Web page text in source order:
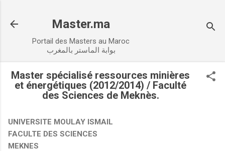
Master.ma
Portail des Masters au Maroc
بوابة الماستر بالمغرب
Master spécialisé ressources minières
et énergétiques (2012/2014) / Faculté
des Sciences de Meknès.
UNIVERSITE MOULAY ISMAIL
FACULTE DES SCIENCES
MEKNES